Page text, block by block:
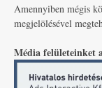
Amennyiben mégis
megjelölésével
Média felületeinket